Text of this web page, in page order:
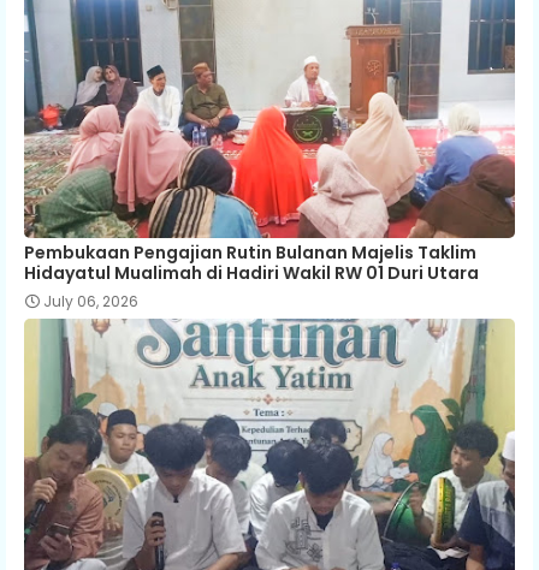
Pembukaan Pengajian Rutin Bulanan Majelis Taklim
Hidayatul Mualimah di Hadiri Wakil RW 01 Duri Utara
July 06, 2026